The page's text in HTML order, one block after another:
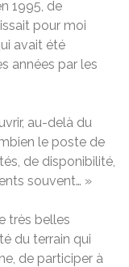
1995, de
pour moi
avait été
années par les
au-delà du
le poste de
de disponibilité,
souvent… »
très belles
du terrain qui
de participer à